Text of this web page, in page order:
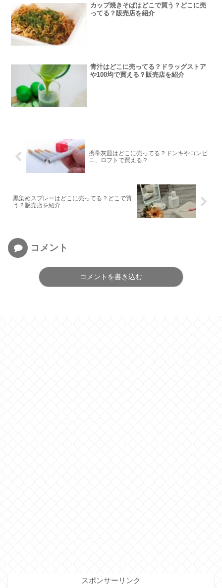
カップ焼きそばはどこで買う？どこに売
ってる？販売店を紹介
青汁はどこに売ってる？ドラッグストア
や100均で買える？販売店を紹介
携帯灰皿はどこに売ってる？ドンキやコンビ
ニ、ロフトで買える？
黒染めスプレーはどこに売ってる？どこで買
う？販売店を紹介
コメント
コメントを書き込む
スポンサーリンク